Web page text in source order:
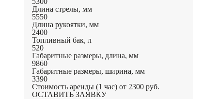
Длина стрелы, мм
5550
Длина рукоятки, мм
2400
Топливный бак, л
520
Габаритные размеры, длина, мм
9860
Габаритные размеры, ширина, мм
3390
Стоимость аренды (1 час) от 2300 руб.
ОСТАВИТЬ ЗАЯВКУ